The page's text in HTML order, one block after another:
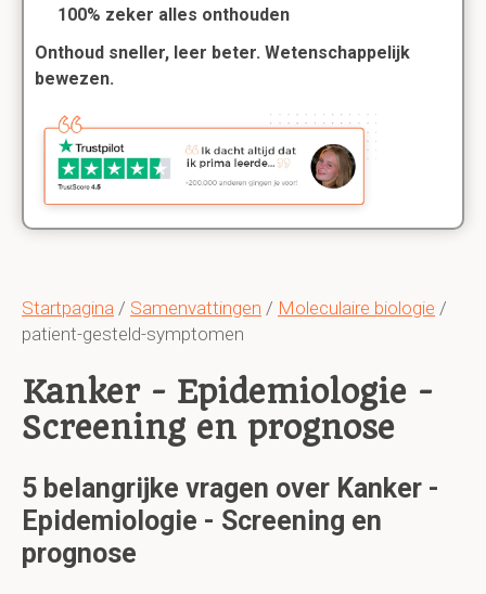
Startpagina / Samenvattingen / Moleculaire biologie /
patient-gesteld-symptomen
Kanker - Epidemiologie -
Screening en prognose
5 belangrijke vragen over Kanker -
Epidemiologie - Screening en
prognose
100% zeker alles onthouden
Onthoud sneller, leer beter. Wetenschappelijk
bewezen.